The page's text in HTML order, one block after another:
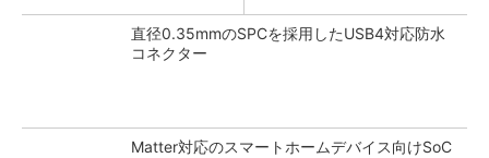
直径0.35mmのSPCを採用したUSB4対応防水
コネクター
Matter対応のスマートホームデバイス向けSoC